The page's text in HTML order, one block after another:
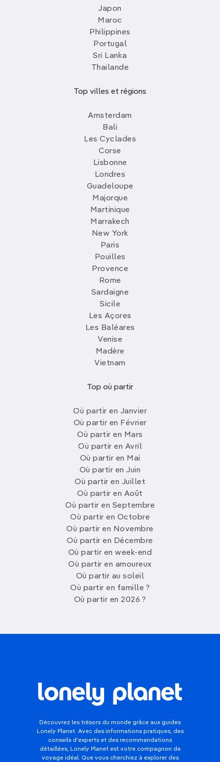
Japon
Maroc
Philippines
Portugal
Sri Lanka
Thailande
Top villes et régions
Amsterdam
Bali
Les Cyclades
Corse
Lisbonne
Londres
Guadeloupe
Majorque
Martinique
Marrakech
New York
Paris
Pouilles
Provence
Rome
Sardaigne
Sicile
Les Açores
Les Baléares
Venise
Madère
Vietnam
Top où partir
Où partir en Janvier
Où partir en Février
Où partir en Mars
Où partir en Avril
Où partir en Mai
Où partir en Juin
Où partir en Juillet
Où partir en Août
Où partir en Septembre
Où partir en Octobre
Où partir en Novembre
Où partir en Décembre
Où partir en week-end
Où partir en amoureux
Où partir au soleil
Où partir en famille ?
Où partir en 2026 ?
Découvrez les trésors du monde grâce aux guides
Lonely Planet. Avec des informations pratiques, des
conseils d'experts et des recommandations
détaillées, Lonely Planet est votre compagnon de
voyage idéal. Que vous cherchiez à explorer des